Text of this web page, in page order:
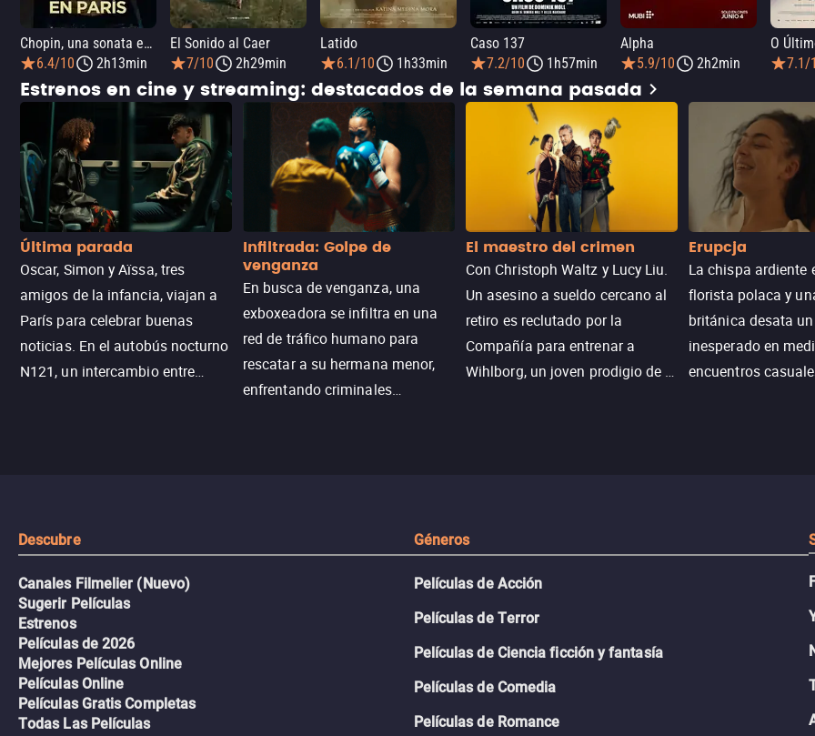
Chopin, una sonata en París
6.4/10
2h13min
El Sonido al Caer
7/10
2h29min
Latido
6.1/10
1h33min
Caso 137
7.2/10
1h57min
Alpha
5.9/10
2h2min
O
7.1/
Estrenos en cine y streaming: destacados de la semana pasada
Última parada
Oscar, Simon y Aïssa, tres
amigos de la infancia, viajan a
París para celebrar buenas
noticias. En el autobús nocturno
N121, un intercambio entre
Infiltrada: Golpe de
venganza
En busca de venganza, una
exboxeadora se infiltra en una
red de tráfico humano para
rescatar a su hermana menor,
enfrentando criminales
El maestro del crimen
Con Christoph Waltz y Lucy Liu.
Un asesino a sueldo cercano al
retiro es reclutado por la
Compañía para entrenar a
Wihlborg, un joven prodigio de la
Erupcja
La chispa ardiente
florista polaca y
británica desata
inesperado en
encuentros
Descubre
Canales Filmelier (Nuevo)
Sugerir Películas
Estrenos
Películas de 2026
Mejores Películas Online
Películas Online
Películas Gratis Completas
Todas Las Películas
Géneros
Películas de Acción
Películas de Terror
Películas de Ciencia ficción y fantasía
Películas de Comedia
Películas de Romance